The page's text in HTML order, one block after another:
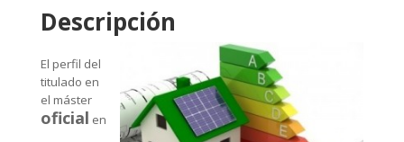
Descripción
El perfil del
titulado en
el máster
oficial en